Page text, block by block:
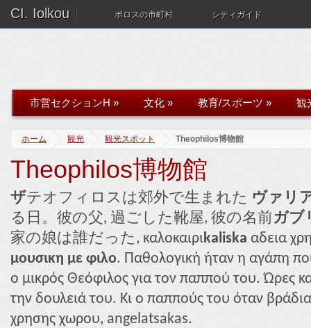
CI. Iolkou ボロスの市町村 シティガイド
市営セクションH » 文化 » 教育/スポーツ » 観
ホーム 観光 観光スポット Theophilos博物館
Theophilos博物館
ザテオフィロスは郊外で生まれた ヴァリ
る日。彼の父, 過ごした靴屋, 彼の名前ガブ
家の娘は誰だった, καλοκαιριkaliska αδεια
μουσικη με φιλο. Παθολογική ήταν η αγάπη
ο μικρός Θεόφιλος για τον παππού του. Ώρες
την δουλειά του. Κι ο παππούς του όταν
χρησης χωρου, angelatsakas.